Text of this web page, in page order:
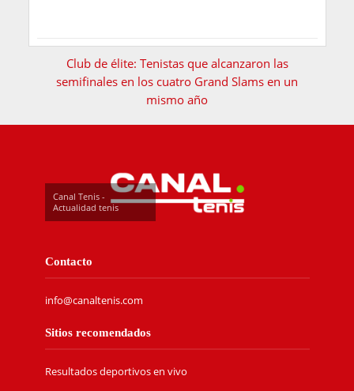
Club de élite: Tenistas que alcanzaron las
semifinales en los cuatro Grand Slams en un
mismo año
Canal Tenis -
Actualidad tenis
Contacto
info@canaltenis.com
Sitios recomendados
Resultados deportivos en vivo